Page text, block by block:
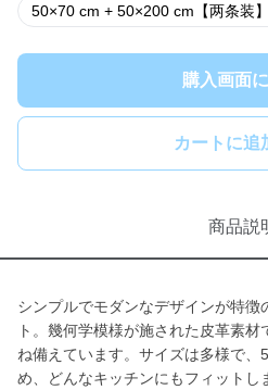
50×70 cm + 50×200 cm【两条装】
購入画面
カートに追
商品説
シンプルでモダンなデザインが特徴
ト。幾何学模様が施された皮革素
ね備えています。サイズは多様で
め、どんなキッチンにもフィットし